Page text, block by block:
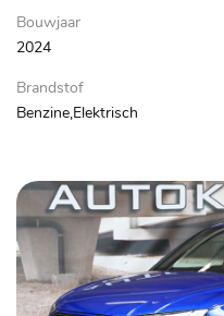
Bouwjaar
2024
Brandstof
Benzine,Elektrisch